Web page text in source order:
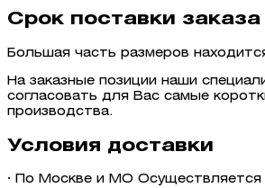
Срок поставки заказа
Большая часть размеров
На заказные позиции наши
согласовать для Вас самые
производства.
Условия доставки
· По Москве и МО Осуществляется